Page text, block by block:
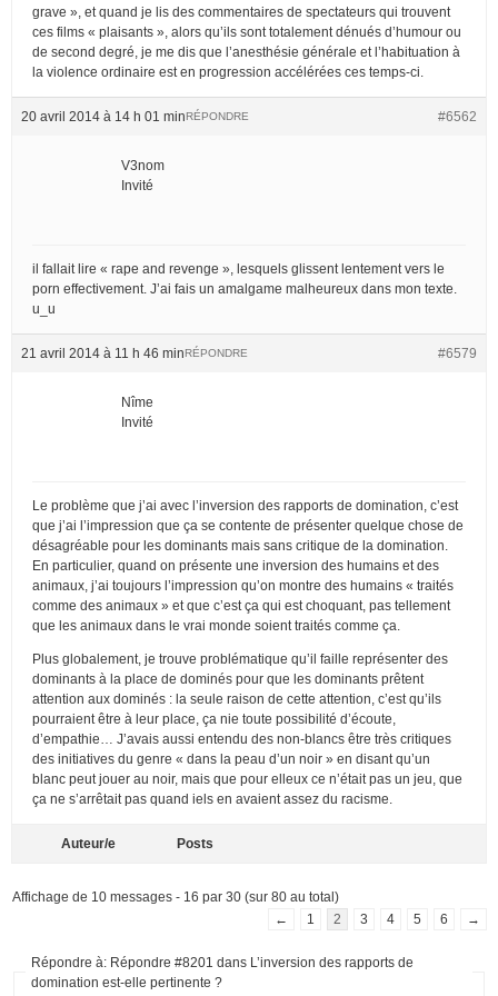
grave », et quand je lis des commentaires de spectateurs qui trouvent
ces films « plaisants », alors qu’ils sont totalement dénués d’humour ou
de second degré, je me dis que l’anesthésie générale et l’habituation à
la violence ordinaire est en progression accélérées ces temps-ci.
20 avril 2014 à 14 h 01 min #6562
RÉPONDRE
V3nom
Invité
il fallait lire « rape and revenge », lesquels glissent lentement vers le
porn effectivement. J’ai fais un amalgame malheureux dans mon texte.
u_u
21 avril 2014 à 11 h 46 min #6579
RÉPONDRE
Nîme
Invité
Le problème que j’ai avec l’inversion des rapports de domination, c’est
que j’ai l’impression que ça se contente de présenter quelque chose de
désagréable pour les dominants mais sans critique de la domination.
En particulier, quand on présente une inversion des humains et des
animaux, j’ai toujours l’impression qu’on montre des humains « traités
comme des animaux » et que c’est ça qui est choquant, pas tellement
que les animaux dans le vrai monde soient traités comme ça.
Plus globalement, je trouve problématique qu’il faille représenter des
dominants à la place de dominés pour que les dominants prêtent
attention aux dominés : la seule raison de cette attention, c’est qu’ils
pourraient être à leur place, ça nie toute possibilité d’écoute,
d’empathie… J’avais aussi entendu des non-blancs être très critiques
des initiatives du genre « dans la peau d’un noir » en disant qu’un
blanc peut jouer au noir, mais que pour elleux ce n’était pas un jeu, que
ça ne s’arrêtait pas quand iels en avaient assez du racisme.
Auteur/e Posts
Affichage de 10 messages - 16 par 30 (sur 80 au total)
←
1 2 3 4 5 6 →
Répondre à: Répondre #8201 dans L’inversion des rapports de
domination est-elle pertinente ?